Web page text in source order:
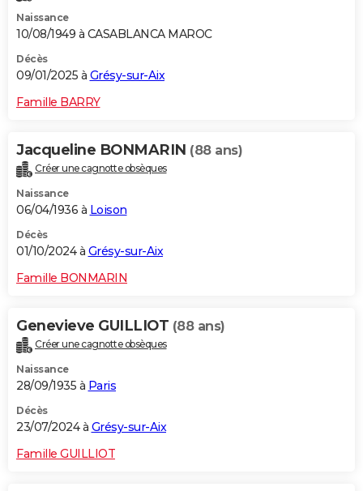
Naissance
10/08/1949 à CASABLANCA MAROC
Décès
09/01/2025 à Grésy-sur-Aix
Famille BARRY
Jacqueline BONMARIN (88 ans)
Créer une cagnotte obsèques
Naissance
06/04/1936 à Loison
Décès
01/10/2024 à Grésy-sur-Aix
Famille BONMARIN
Genevieve GUILLIOT (88 ans)
Créer une cagnotte obsèques
Naissance
28/09/1935 à Paris
Décès
23/07/2024 à Grésy-sur-Aix
Famille GUILLIOT